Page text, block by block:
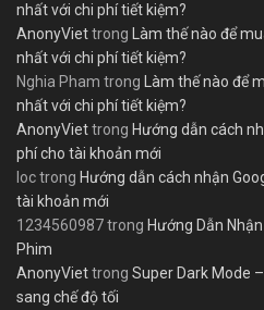
nhất với chi phí tiết kiệm?
AnonyViettrong Làm thế nào để
nhất với chi phí tiết kiệm?
Nghia Pham trong Làm thế nào để
nhất với chi phí tiết kiệm?
AnonyViettrong Hướng dẫn cách
phí cho tài khoản mới
loctrong Hướng dẫn cách nhận
tài khoản mới
1234560987trong Hướng Dẫn
Phim
AnonyViettrong Super Dark Mode
sang chế độ tối